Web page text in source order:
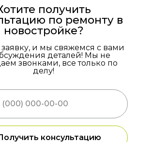
получить
по ремонту в
новостройке?
заявку, и мы свяжемся с вами
деталей! Мы не
звонками, все только по
делу!
консультацию